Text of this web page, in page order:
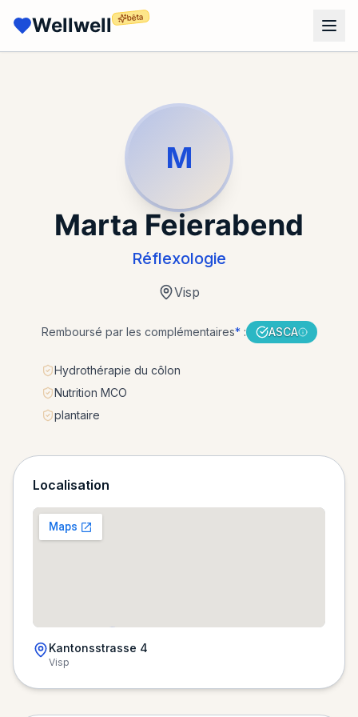
Wellwell bêta
M
Marta Feierabend
Réflexologie
Visp
Remboursé par les complémentaires*: ASCA
Hydrothérapie du côlon
Nutrition MCO
plantaire
Localisation
Chargement de la carte…
Kantonsstrasse 4
Visp